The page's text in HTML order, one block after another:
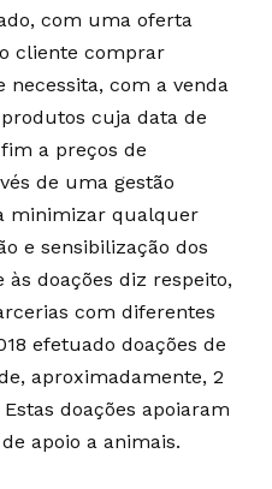
com uma oferta
cliente comprar
necessita, com a venda
cuja data de
a preços de
de uma gestão
minimizar qualquer
e sensibilização dos
doações diz respeito,
com diferentes
efetuado doações de
aproximadamente, 2
doações apoiaram
apoio a animais.